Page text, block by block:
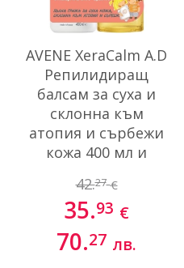
AVENE XeraCalm A.D
Репилидиращ
балсам за суха и
склонна към
атопия и сърбежи
кожа 400 мл и
почистващо олио
за суха кожа 400 мл
42.27 €
35.93 €
70.27 лв.